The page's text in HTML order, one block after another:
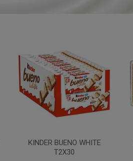
KINDER BUENO WHITE
T2X30